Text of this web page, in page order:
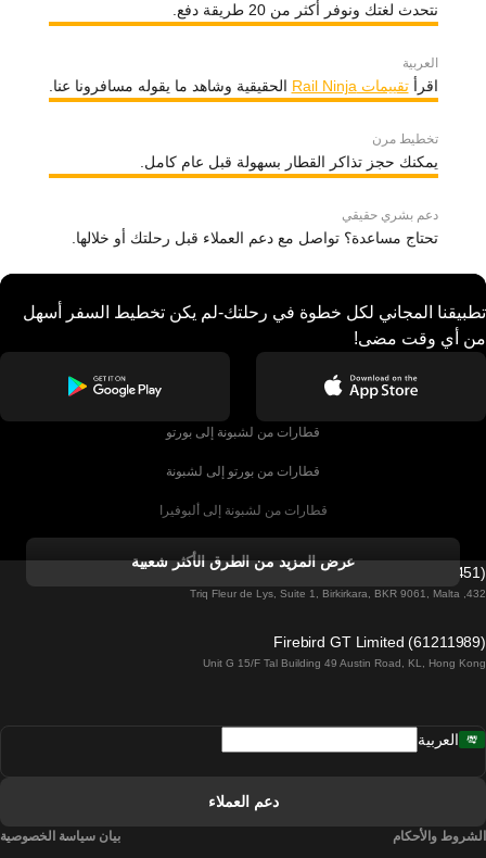
نتحدث لغتك ونوفر أكثر من 20 طريقة دفع.
العربية
اقرأتقييمات Rail Ninja الحقيقية وشاهد ما يقوله مسافرونا عنا.
تخطيط مرن
يمكنك حجز تذاكر القطار بسهولة قبل عام كامل.
دعم بشري حقيقي
تحتاج مساعدة؟ تواصل مع دعم العملاء قبل رحلتك أو خلالها.
تطبيقنا المجاني لكل خطوة في رحلتك-لم يكن تخطيط السفر أسهل
من أي وقت مضى!
قطارات من لشبونة إلى بورتو
قطارات من بورتو إلى لشبونة
قطارات من لشبونة إلى ألبوفيرا
قطارات من ألبوفيرا إلى لشبونة
قطارات من لشبونة إلى لاغوس
قطارات من لشبونة إلى مدريد
عرض المزيد من الطرق الأكثر شعبية
Firebird GT Limited (OC 1451)
432, Triq Fleur de Lys, Suite 1, Birkirkara, BKR 9061, Malta
Firebird GT Limited (61211989)
Unit G 15/F Tal Building 49 Austin Road, KL, Hong Kong
العربية
دعم العملاء
الشروط والأحكام بيان سياسة الخصوصية